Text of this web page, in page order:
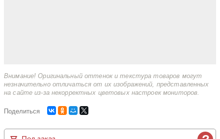
Внимание! Оригинальный оттенок и текстура товаров могут
незначительно отличаться от их изображений, представленных
на сайте из-за некорректных цветовых настроек мониторов.
Поделиться